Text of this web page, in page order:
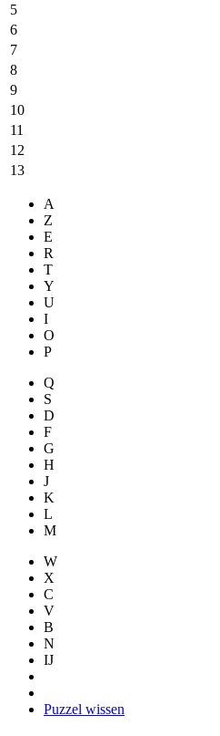
5
6
7
8
9
10
11
12
13
A
Z
E
R
T
Y
U
I
O
P
Q
S
D
F
G
H
J
K
L
M
W
X
C
V
B
N
IJ
Puzzel wissen